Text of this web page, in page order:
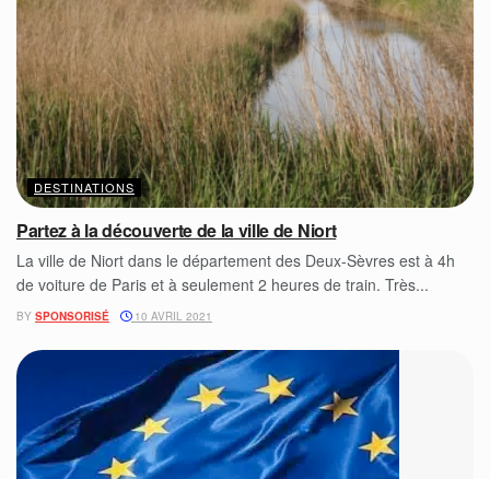
DESTINATIONS
Partez à la découverte de la ville de Niort
La ville de Niort dans le département des Deux-Sèvres est à 4h
de voiture de Paris et à seulement 2 heures de train. Très...
BY SPONSORISÉ 10 AVRIL 2021